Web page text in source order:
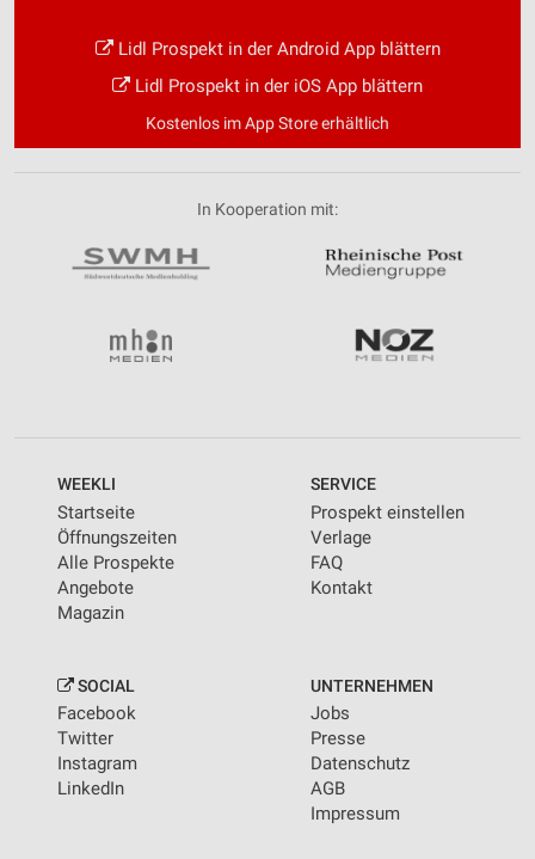
Lidl Prospekt in der Android App blättern
Lidl Prospekt in der iOS App blättern
Kostenlos im App Store erhältlich
In Kooperation mit:
WEEKLI
Startseite
Öffnungszeiten
Alle Prospekte
Angebote
Magazin
SERVICE
Prospekt einstellen
Verlage
FAQ
Kontakt
SOCIAL
Facebook
Twitter
Instagram
LinkedIn
UNTERNEHMEN
Jobs
Presse
Datenschutz
AGB
Impressum